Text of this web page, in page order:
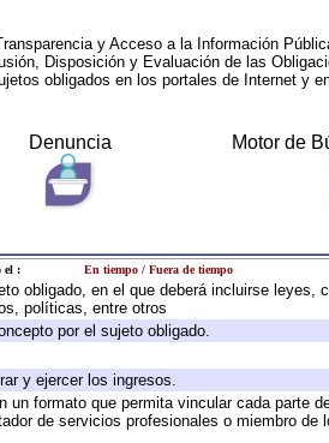
y Acceso a la Información
Disposición y Evaluación de las
obligados en los portales de Internet y
Denuncia Motor de
el : En tiempo / Fuera de tiempo
obligado, en el que deberá incluirse leyes,
políticas, entre otros
por el sujeto obligado.
y ejercer los ingresos.
un formato que permita vincular cada parte
de servicios profesionales o miembro